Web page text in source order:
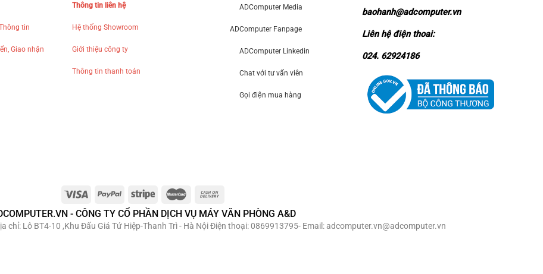
tin
Giao nhận
Thông tin liên hệ
Hệ thống Showroom
Giới thiệu công ty
Thông tin thanh toán
ADComputer Media
ADComputer Fanpage
ADComputer Linkedin
Chat với tư vấn viên
Gọi điện mua hàng
baohanh@adcomputer.vn
Liên hệ điện thoai:
024. 62924186
- CÔNG TY CỔ PHẦN DỊCH VỤ MÁY VĂN PHÒNG A&D
chỉ: Lô BT4-10 ,Khu Đấu Giá Tứ Hiệp-Thanh Trì - Hà Nội Điện thoại: 0869913795- Email: adcomputer.vn@adcomputer.vn